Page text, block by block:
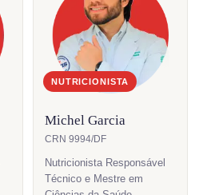
NUTRICIONISTA
Michel Garcia
CRN 9994/DF
Nutricionista Responsável
Técnico e Mestre em